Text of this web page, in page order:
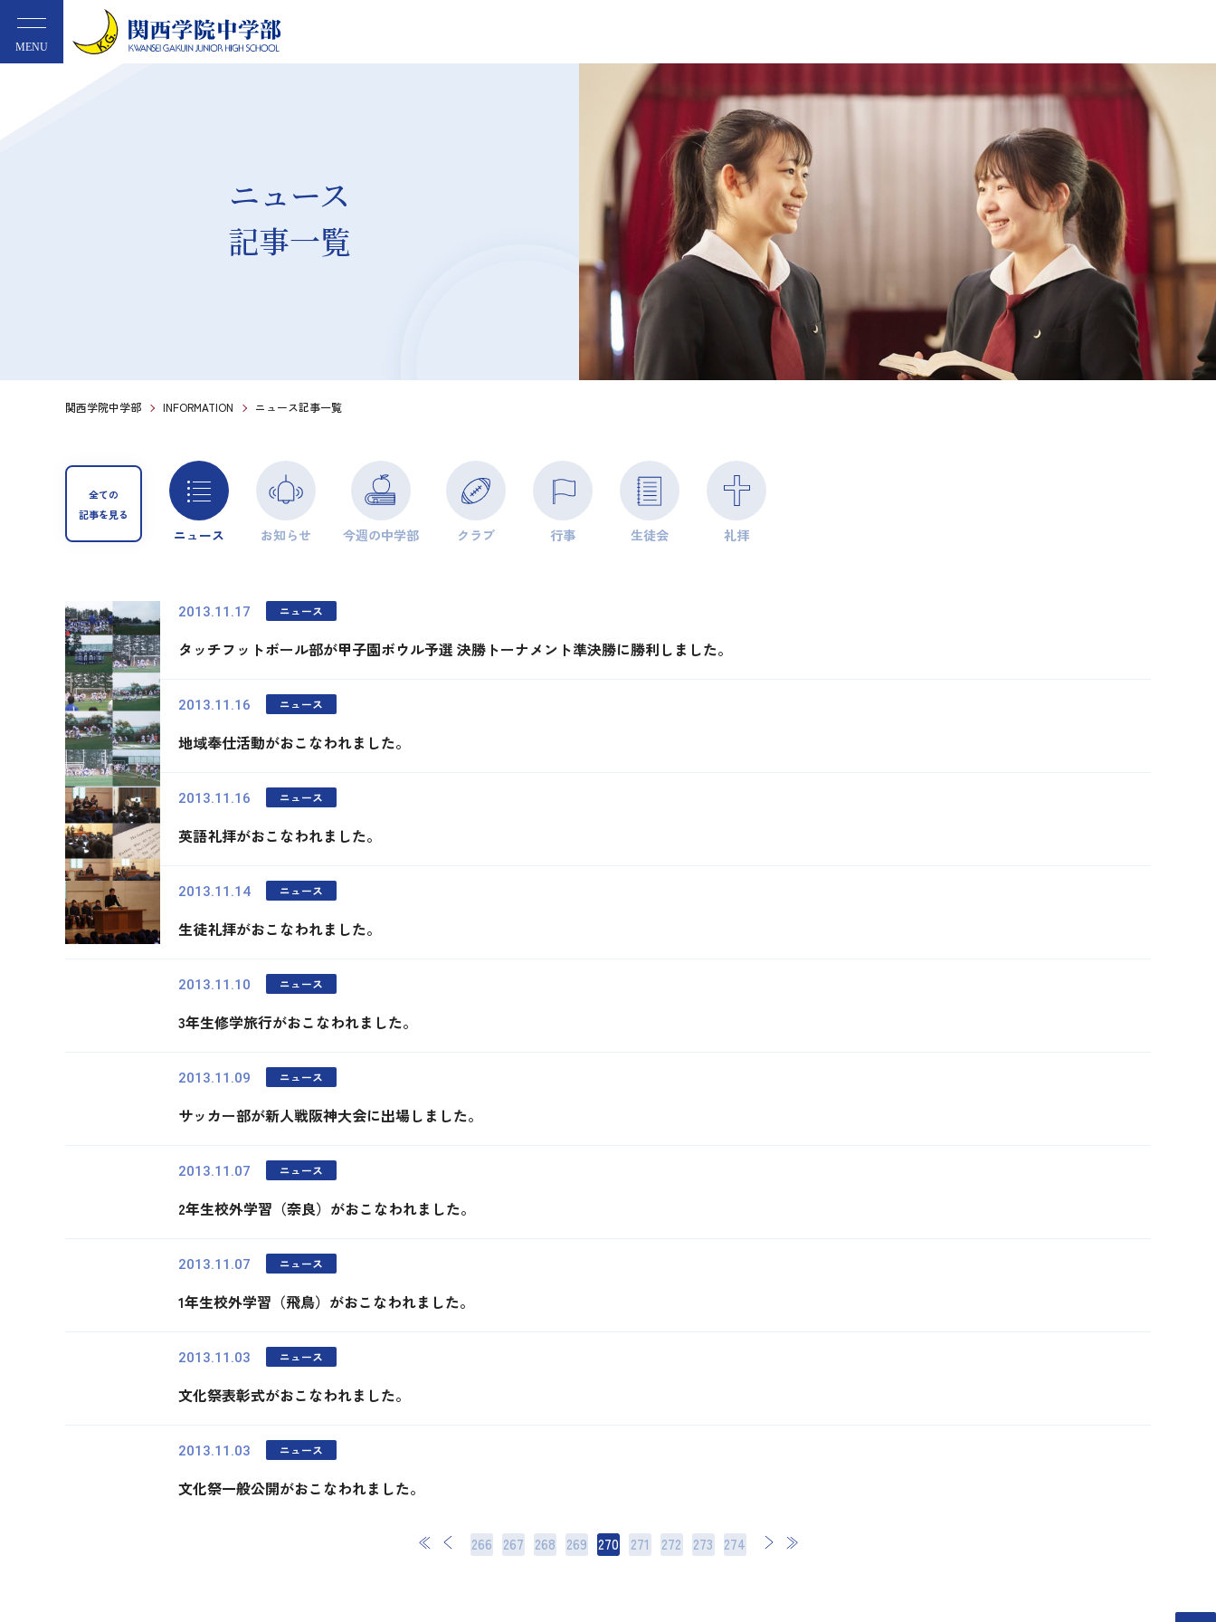
MENU
ニュース
記事一覧
関西学院中学部 INFORMATION ニュース記事一覧
全ての
記事を見る
ニュース お知らせ 今週の中学部 クラブ 行事 生徒会 礼拝
2013.11.17 ニュース
タッチフットボール部が甲子園ボウル予選 決勝トーナメント準決勝に勝利しました。
2013.11.16 ニュース
地域奉仕活動がおこなわれました。
2013.11.16 ニュース
英語礼拝がおこなわれました。
2013.11.14 ニュース
生徒礼拝がおこなわれました。
2013.11.10 ニュース
3年生修学旅行がおこなわれました。
2013.11.09 ニュース
サッカー部が新人戦阪神大会に出場しました。
2013.11.07 ニュース
2年生校外学習（奈良）がおこなわれました。
2013.11.07 ニュース
1年生校外学習（飛鳥）がおこなわれました。
2013.11.03 ニュース
文化祭表彰式がおこなわれました。
2013.11.03 ニュース
文化祭一般公開がおこなわれました。
266 267 268 269 270 271 272 273 274
次 最後